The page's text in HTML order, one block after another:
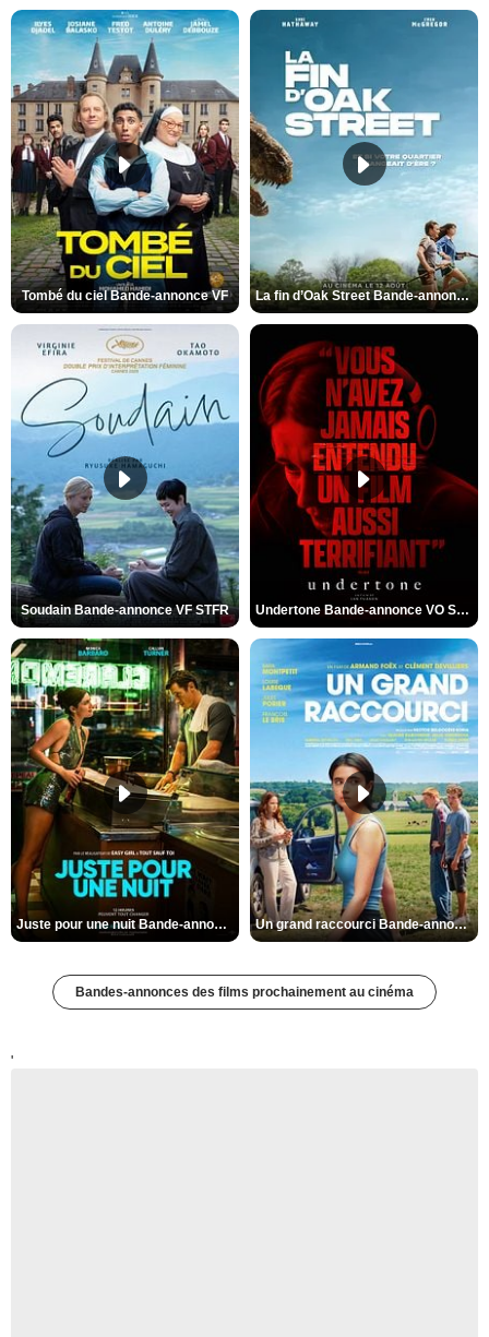
Tombé du ciel Bande-annonce VF La fin d’Oak Street Bande-annonce VO STFR
Soudain Bande-annonce VF STFR Undertone Bande-annonce VO STFR
Juste pour une nuit Bande-annonce VO STFR Un grand raccourci Bande-annonce VF
Bandes-annonces des films prochainement au cinéma
'